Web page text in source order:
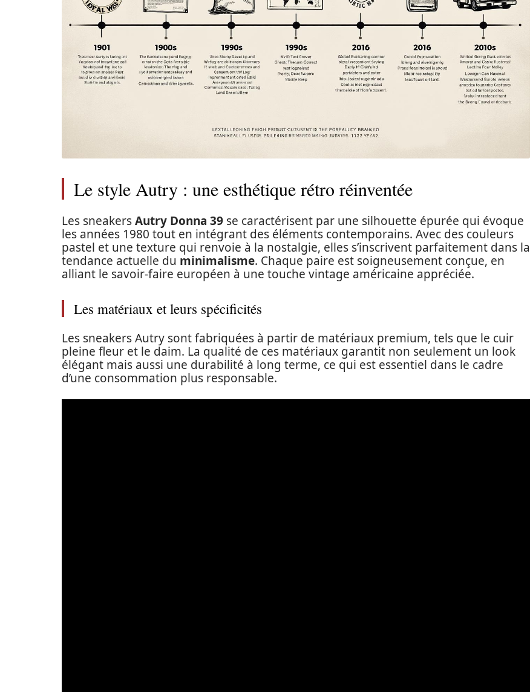
Le style Autry : une esthétique rétro réinventée
Les sneakersAutry Donna 39 se caractérisent par une silhouette épurée qui évoque
les années 1980 tout en intégrant des éléments contemporains. Avec des couleurs
pastel et une texture qui renvoie à la nostalgie, elles s’inscrivent parfaitement dans la
tendance actuelle du minimalisme. Chaque paire est soigneusement conçue, en
alliant le savoir-faire européen à une touche vintage américaine appréciée.
Les matériaux et leurs spécificités
Les sneakers Autry sont fabriquées à partir de matériaux premium, tels que le cuir
pleine fleur et le daim. La qualité de ces matériaux garantit non seulement un look
élégant mais aussi une durabilité à long terme, ce qui est essentiel dans le cadre
d’une consommation plus responsable.